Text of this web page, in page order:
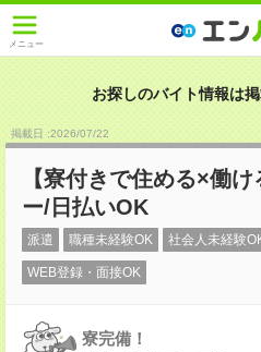
メニュー
お探しのバイト情報は
掲載日 :2026/07/22
【寮付きで住める×働
ー/日払いOK
派遣 職種未経験OK 社会人未経験
WEB登録・面接OK
寮完備！